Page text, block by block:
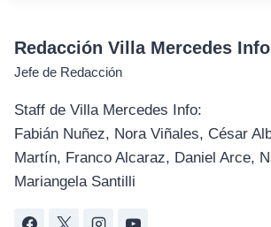
Redacción Villa Mercedes Info
Jefe de Redacción
Staff de Villa Mercedes Info:
Fabián Nuñez, Nora Viñales, César
Martín, Franco Alcaraz, Daniel Arce,
Mariangela Santilli